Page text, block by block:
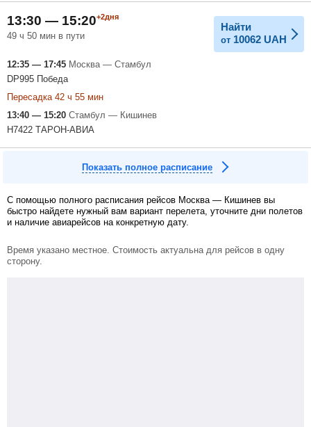
13:30 — 15:20+2дня
49 ч 50 мин в пути
Найти
от 10062 UAH
12:35 — 17:45 Москва — Стамбул
DP995 Победа
Пересадка 42 ч 55 мин
13:40 — 15:20 Стамбул — Кишинев
H7422 ТАРОН-АВИА
Показать полное расписание
С помощью полного расписания рейсов Москва — Кишинев вы
быстро найдете нужный вам вариант перелета, уточните дни полетов
и наличие авиарейсов на конкретную дату.
Время указано местное. Стоимость актуальна для рейсов в одну
сторону.